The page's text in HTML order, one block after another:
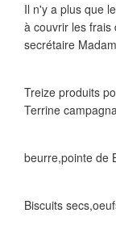
Il n'y a plus que
à couvrir les frais
secrétaire
Treize produits
Terrine
beurre,pointe de
Biscuits